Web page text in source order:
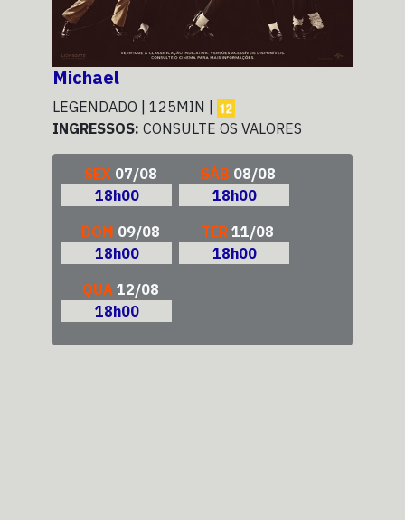
Michael
LEGENDADO | 125MIN |
INGRESSOS: CONSULTE OS VALORES
SEX 07/08
18h00
SÁB 08/08
18h00
DOM 09/08
18h00
TER 11/08
18h00
QUA 12/08
18h00